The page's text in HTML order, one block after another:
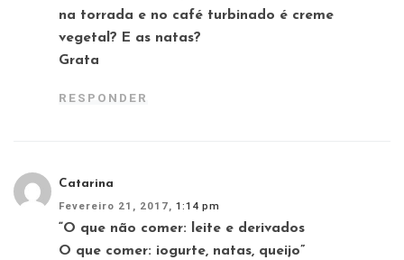
na torrada e no café turbinado é creme
vegetal? E as natas?
Grata
RESPONDER
Catarina
Fevereiro 21, 2017, 1:14 pm
“O que não comer: leite e derivados
O que comer: iogurte, natas, queijo”